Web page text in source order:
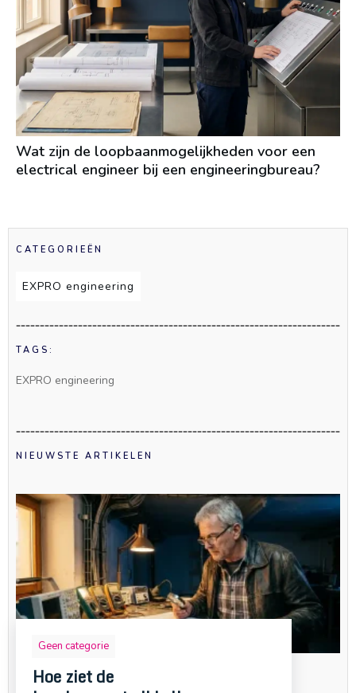
Wat zijn de loopbaanmogelijkheden voor een
electrical engineer bij een engineeringbureau?
CATEGORIEËN
EXPRO engineering
TAGS:
EXPRO engineering
NIEUWSTE ARTIKELEN
Geen categorie
Hoe ziet de